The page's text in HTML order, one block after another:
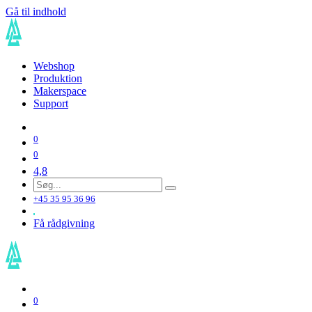
Gå til indhold
Webshop
Produktion
Makerspace
Support
0
0
4,8
+45 35 95 36 96
Få rådgivning
0